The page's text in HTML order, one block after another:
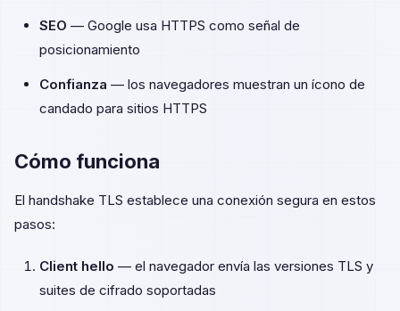
SEO — Google usa HTTPS como señal de
posicionamiento
Confianza — los navegadores muestran un ícono de
candado para sitios HTTPS
Cómo funciona
El handshake TLS establece una conexión segura en estos
pasos:
Client hello — el navegador envía las versiones TLS y
suites de cifrado soportadas